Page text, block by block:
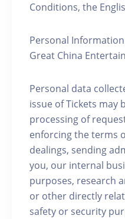
Conditions, the
Personal
Great China
Personal data
issue of Tickets may
processing of
enforcing the terms
dealings, sending
you, our internal
purposes, research
or other directly
safety or security